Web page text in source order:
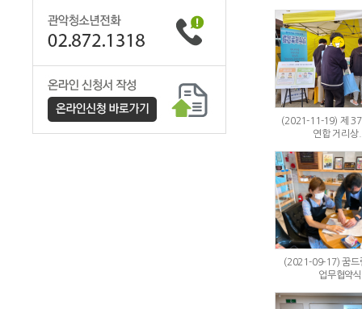
(2021-11-19) 제 37
연합 거리상
(2021-09-17) 꿈드
업무협약식